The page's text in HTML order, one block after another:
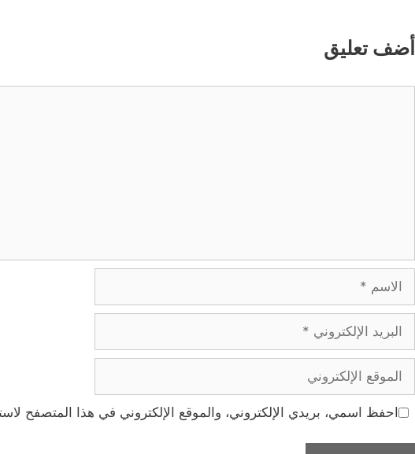
أضف تعليق
الاسم
البريد
الإلكتروني
الموقع
الإلكتروني
احفظ اسمي، بريدي الإلكتروني، والموقع الإلكتروني في هذا المتصفح